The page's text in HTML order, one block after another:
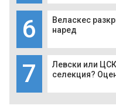
6
Веласкес
наред
7
Левски или
селекция?